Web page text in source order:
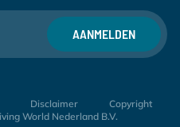
AANMELDEN
Disclaimer
Copyright
World Nederland B.V.